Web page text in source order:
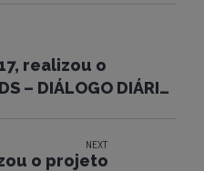
realizou o
– DIÁLOGO DIÁRIO
NEXT
o projeto